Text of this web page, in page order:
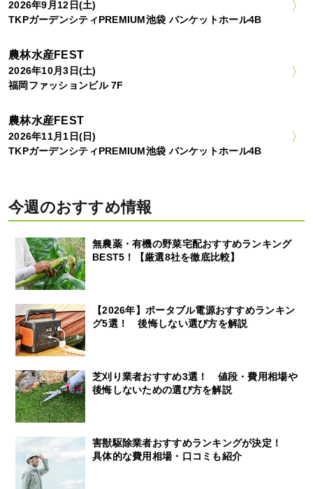
2026年9月12日(土)
TKPガーデンシティPREMIUM池袋 バンケットホール4B
農林水産FEST
2026年10月3日(土)
福岡ファッションビル 7F
農林水産FEST
2026年11月1日(日)
TKPガーデンシティPREMIUM池袋 バンケットホール4B
今週のおすすめ情報
無農薬・有機の野菜宅配おすすめランキング
BEST5！【厳選8社を徹底比較】
【2026年】ポータブル電源おすすめランキン
グ5選！ 後悔しない選び方を解説
芝刈り業者おすすめ3選！ 値段・費用相場や
後悔しないための選び方を解説
害獣駆除業者おすすめランキングが決定！
具体的な費用相場・口コミも紹介